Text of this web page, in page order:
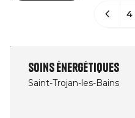
4
Soins énergétiques
Saint-Trojan-les-Bains